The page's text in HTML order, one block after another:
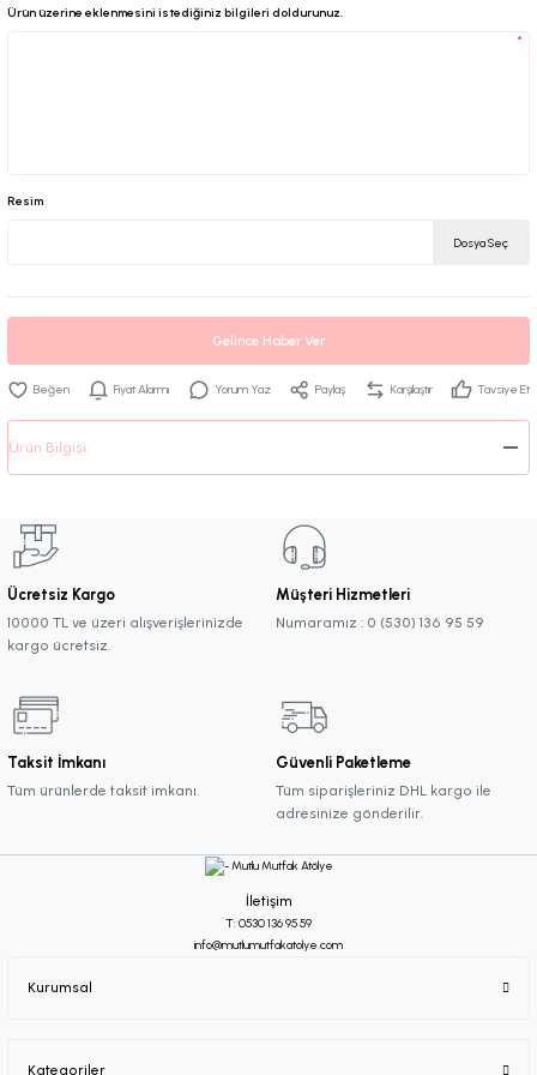
Ürün üzerine eklenmesini istediğiniz bilgileri doldurunuz.
*
Resim
Dosya Seç
Gelince Haber Ver
Fiyat Alarmı Yorum Yaz Paylaş Karşılaştır Tavsiye Et
Ürün Bilgisi
Ücretsiz Kargo
10000 TL ve üzeri alışverişlerinizde
kargo ücretsiz.
Müşteri Hizmetleri
Numaramız : 0 (530) 136 95 59
Taksit İmkanı
Tüm ürünlerde taksit imkanı.
Güvenli Paketleme
Tüm siparişleriniz DHL kargo ile
adresinize gönderilir.
İletişim
T: 0530 136 95 59
info@mutlumutfakatolye.com
Kurumsal
Kategoriler